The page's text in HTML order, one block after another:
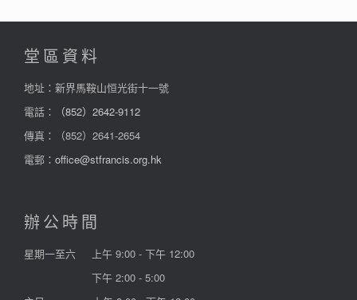
堂區資料
地址：新界馬鞍山恒光街十一號
電話：
（852）2642-9112
傳真：（852）2641-2654
電郵： office@stfrancis.org.hk
辦公時間
星期一至六
上午 9:00 - 下午 12:00
下午 2:00 - 5:00